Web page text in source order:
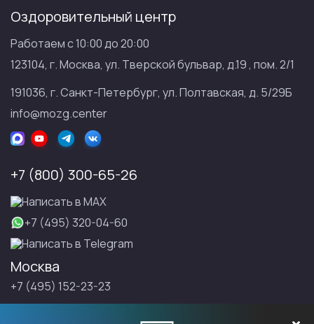
Оздоровительный центр
Работаем с 10:00 до 20:00
123104, г. Москва, ул. Тверской бульвар, д.19 , пом. 2/1
191036, г. Санкт-Петербург, ул. Полтавская, д. 5/29Б
info@mozg.center
+7 (800) 300-65-26
Написать в МАХ
+7 (495) 320-04-60
Написать в Telegram
Москва
+7 (495) 152-23-23
Санкт-Петербург